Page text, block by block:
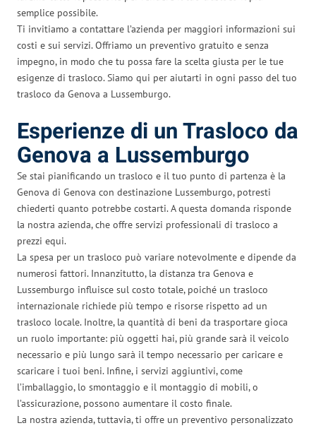
semplice possibile.
Ti invitiamo a contattare l’azienda per maggiori informazioni sui
costi e sui servizi. Offriamo un preventivo gratuito e senza
impegno, in modo che tu possa fare la scelta giusta per le tue
esigenze di trasloco. Siamo qui per aiutarti in ogni passo del tuo
trasloco da Genova a Lussemburgo.
Esperienze di un Trasloco da
Genova a Lussemburgo
Se stai pianificando un trasloco e il tuo punto di partenza è la
Genova di Genova con destinazione Lussemburgo, potresti
chiederti quanto potrebbe costarti. A questa domanda risponde
la nostra azienda, che offre servizi professionali di trasloco a
prezzi equi.
La spesa per un trasloco può variare notevolmente e dipende da
numerosi fattori. Innanzitutto, la distanza tra Genova e
Lussemburgo influisce sul costo totale, poiché un trasloco
internazionale richiede più tempo e risorse rispetto ad un
trasloco locale. Inoltre, la quantità di beni da trasportare gioca
un ruolo importante: più oggetti hai, più grande sarà il veicolo
necessario e più lungo sarà il tempo necessario per caricare e
scaricare i tuoi beni. Infine, i servizi aggiuntivi, come
l’imballaggio, lo smontaggio e il montaggio di mobili, o
l’assicurazione, possono aumentare il costo finale.
La nostra azienda, tuttavia, ti offre un preventivo personalizzato